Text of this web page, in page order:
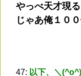
やっべ天才現
じゃあ俺１０
47: 以下、＼